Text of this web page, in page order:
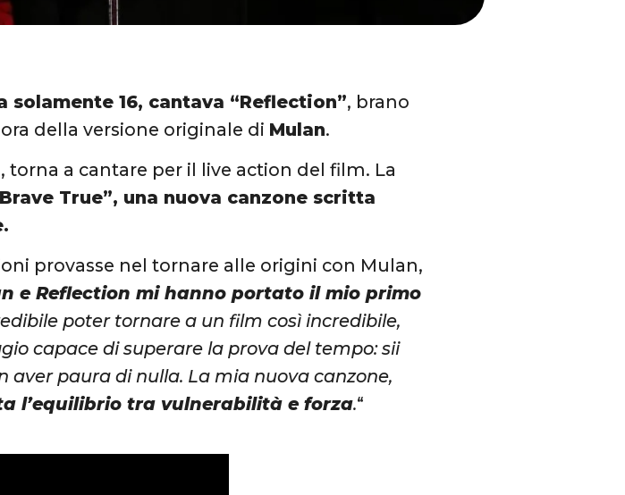
solamente 16, cantava “Reflection”, brano
della versione originale di Mulan.
torna a cantare per il live action del film. La
True”, una nuova canzone scritta
provasse nel tornare alle origini con Mulan,
e Reflection mi hanno portato il mio primo
poter tornare a un film così incredibile,
capace di superare la prova del tempo: sii
aver paura di nulla. La mia nuova canzone,
l’equilibrio tra vulnerabilità e forza.“